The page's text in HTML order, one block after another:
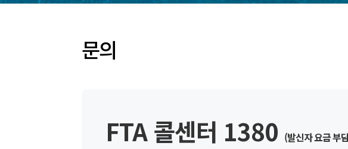
문의
FTA 콜센터 1380 (발신자 요금 부